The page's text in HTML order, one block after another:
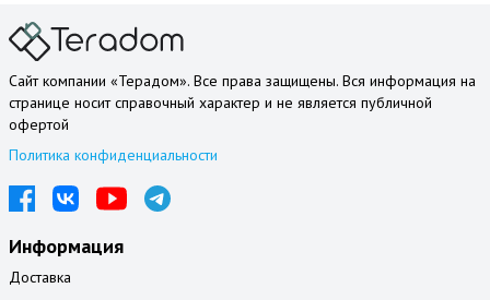
Сайт компании «Терадом». Все права защищены. Вся информация на
странице носит справочный характер и не является публичной
офертой
Политика конфиденциальности
Информация
Доставка